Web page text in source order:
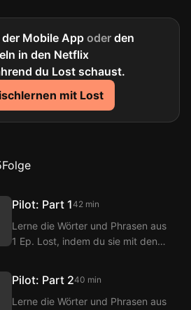
Mobile App oder den
in den Netflix
du Lost schaust.
mit Lost
Folge
Pilot: Part 142 min
Lerne die Wörter und Phrasen aus
1 Ep. Lost, indem du sie mit den
Erweiterungen ansiehst! Mit der
Doppeltitel-Funktion von Langflix
Pilot: Part 240 min
Lerne die Wörter und Phrasen aus